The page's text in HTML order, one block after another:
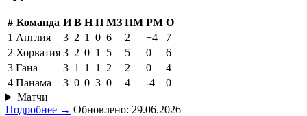
# Команда И В Н П МЗ ПМ РМ О
1 Англия 3 2 1 0 6 2 +4
7
2 Хорватия 3 2 0 1 5 5 0
6
3 Гана 3 1 1 1 2 2 0
4
4 Панама 3 0 0 3 0 4 -4
0
Матчи
Подробнее → Обновлено: 29.06.2026